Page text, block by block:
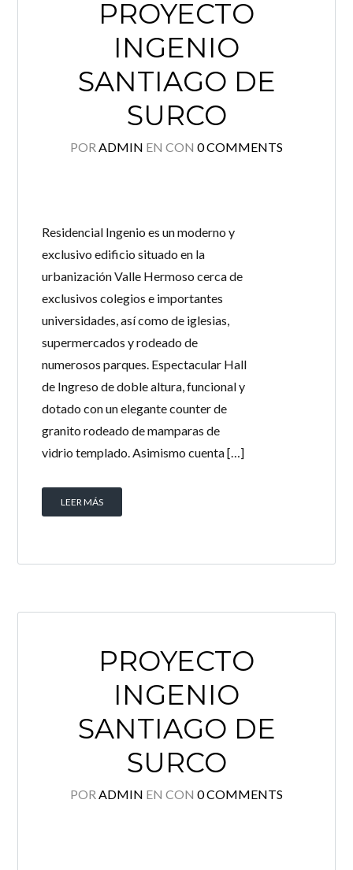
PROYECTO
INGENIO
SANTIAGO DE
SURCO
POR ADMIN EN CON 0 COMMENTS
Residencial Ingenio es un moderno y
exclusivo edificio situado en la
urbanización Valle Hermoso cerca de
exclusivos colegios e importantes
universidades, así como de iglesias,
supermercados y rodeado de
numerosos parques. Espectacular Hall
de Ingreso de doble altura, funcional y
dotado con un elegante counter de
granito rodeado de mamparas de
vidrio templado. Asimismo cuenta […]
LEER MÁS
PROYECTO
INGENIO
SANTIAGO DE
SURCO
POR ADMIN EN CON 0 COMMENTS